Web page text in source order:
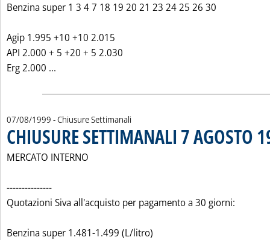
Benzina super 1 3 4 7 18 19 20 21 23 24 25 26 30
Agip 1.995 +10 +10 2.015
API 2.000 + 5 +20 + 5 2.030
Erg 2.000 ...
07/08/1999 - Chiusure Settimanali
CHIUSURE SETTIMANALI 7 AGOSTO
MERCATO INTERNO
---------------
Quotazioni Siva all'acquisto per pagamento a 30 giorni:
Benzina super 1.481-1.499 (L/litro)